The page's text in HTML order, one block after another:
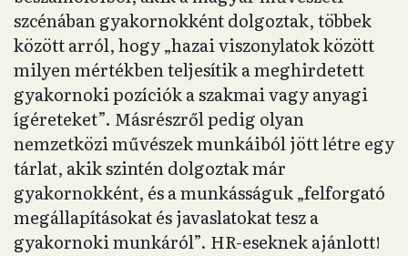
szcénában gyakornokként dolgoztak, többek
között arról, hogy „hazai viszonylatok között
milyen mértékben teljesítik a meghirdetett
gyakornoki pozíciók a szakmai vagy anyagi
ígéreteket”. Másrészről pedig olyan
nemzetközi művészek munkáiból jött létre egy
tárlat, akik szintén dolgoztak már
gyakornokként, és a munkásságuk „felforgató
megállapításokat és javaslatokat tesz a
gyakornoki munkáról”. HR-eseknek ajánlott!